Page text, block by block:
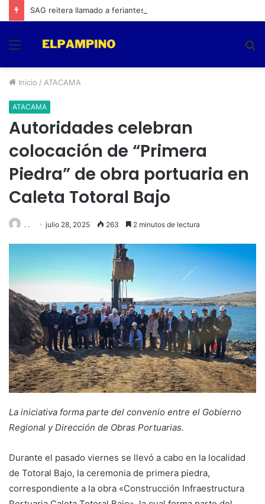
Menú
Inicio / ATACAMA
ATACAMA
Autoridades celebran
colocación de “Primera
Piedra” de obra portuaria en
Caleta Totoral Bajo
. . julio 28, 2025 263 2 minutos de lectura
La iniciativa forma parte del convenio entre el Gobierno
Regional y Dirección de Obras Portuarias.
Durante el pasado viernes se llevó a cabo en la localidad
de Totoral Bajo, la ceremonia de primera piedra,
correspondiente a la obra «Construcción Infraestructura